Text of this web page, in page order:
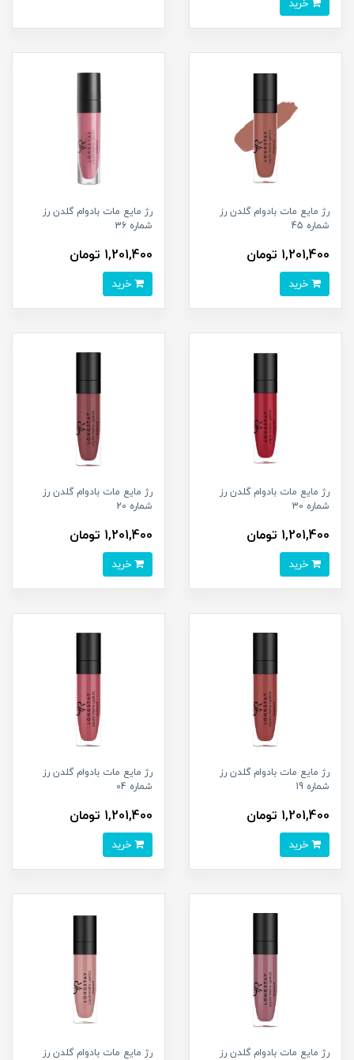
رژ مایع مات بادوام گلدن رز
شماره 45
1,201,400 تومان
رژ مایع مات بادوام گلدن رز
شماره 36
1,201,400 تومان
رژ مایع مات بادوام گلدن رز
شماره 30
1,201,400 تومان
رژ مایع مات بادوام گلدن رز
شماره 20
1,201,400 تومان
رژ مایع مات بادوام گلدن رز
شماره 19
1,201,400 تومان
رژ مایع مات بادوام گلدن رز
شماره 04
1,201,400 تومان
رژ مایع مات بادوام گلدن رز
رژ مایع مات بادوام گلدن رز